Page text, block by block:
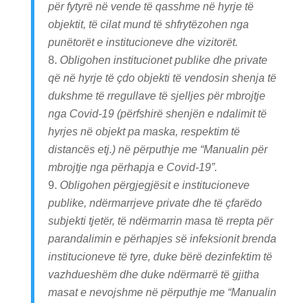
për fytyrë në vende të qasshme në hyrje të
objektit, të cilat mund të shfrytëzohen nga
punëtorët e institucioneve dhe vizitorët.
Obligohen institucionet publike dhe private
që në hyrje të çdo objekti të vendosin shenja të
dukshme të rregullave të sjelljes për mbrojtje
nga Covid-19 (përfshirë shenjën e ndalimit të
hyrjes në objekt pa maska, respektim të
distancës etj.) në përputhje me “Manualin për
mbrojtje nga përhapja e Covid-19”.
Obligohen përgjegjësit e institucioneve
publike, ndërmarrjeve private dhe të çfarëdo
subjekti tjetër, të ndërmarrin masa të rrepta për
parandalimin e përhapjes së infeksionit brenda
institucioneve të tyre, duke bërë dezinfektim të
vazhdueshëm dhe duke ndërmarrë të gjitha
masat e nevojshme në përputhje me “Manualin